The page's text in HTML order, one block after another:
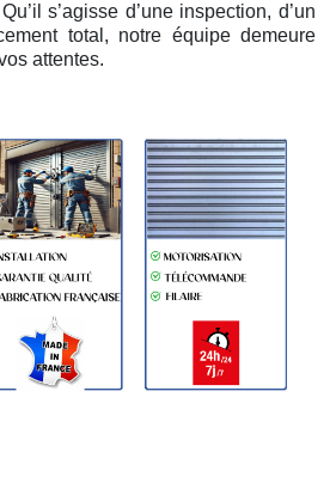
s’agisse d’une inspection, d’un
total, notre équipe demeure
attentes.